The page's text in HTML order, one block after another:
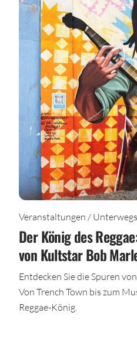
Veranstaltungen / Unterwegs
Der König des
von Kultstar Bob
Entdecken Sie die Spuren
Von Trench Town bis zum
Reggae-König.